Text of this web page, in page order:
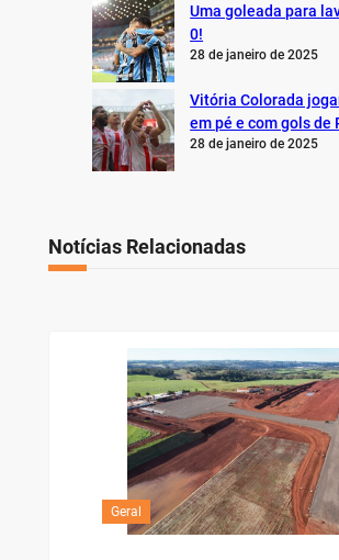
Uma goleada para
0!
28 de janeiro de 2025
Vitória Colorada
em pé e com gols de
28 de janeiro de 2025
Notícias Relacionadas
Geral